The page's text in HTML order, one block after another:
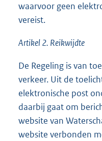
waarvoor geen
vereist.
Artikel 2. Reikwijdte
De Regeling is van
verkeer. Uit de
elektronische post
daarbij gaat om
website van
website verbonden